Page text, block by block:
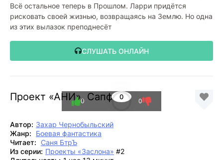
Всё остальное теперь в Прошлом. Ларри придётся
рисковать своей жизнью, возвращаясь на Землю. Но одна
из этих вылазок преподнесёт
СЛУШАТЬ ОНЛАЙН
Проект «АНИ». Сапфир
0
0 0
Автор: Захар Чернобыльский
Жанр:
Боевая фантастика
Читает: Саня БтрЪ
Из серии: Проекты «Заслона» #2